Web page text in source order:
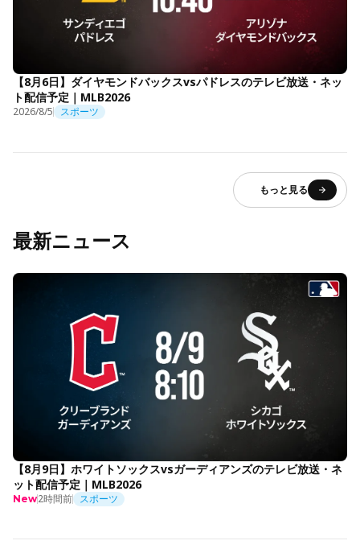
【8月6日】ダイヤモンドバックスvsパドレスのテレビ放送・ネッ
ト配信予定｜MLB2026
2026/8/5 スポーツ
もっと見る
最新ニュース
【8月9日】ホワイトソックスvsガーディアンズのテレビ放送・ネ
ット配信予定｜MLB2026
New2時間前 スポーツ